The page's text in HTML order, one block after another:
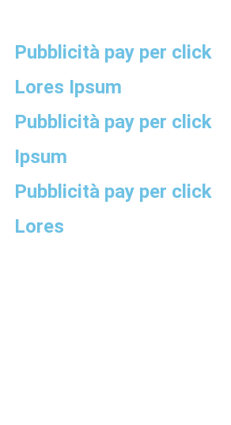
Pubblicità pay per click
Lores Ipsum
Pubblicità pay per click
Ipsum
Pubblicità pay per click
Lores